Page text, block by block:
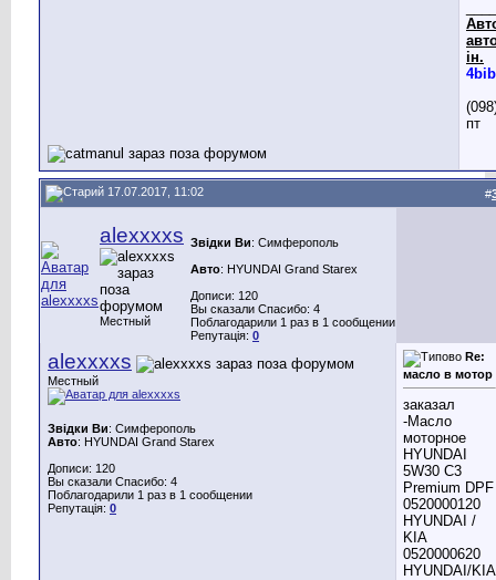
ін.
пт
17.07.2017, 11:02 #
alexxxxs
Местный
Звідки Ви: Симферополь
Авто: HYUNDAI Grand Starex
Дописи: 120
Вы сказали Спасибо: 4
Поблагодарили 1 раз в 1 сообщении
Репутація: 0
alexxxxs
Местный
Звідки Ви: Симферополь
Авто: HYUNDAI Grand Starex
Дописи: 120
Вы сказали Спасибо: 4
Поблагодарили 1 раз в 1 сообщении
Репутація: 0
Re:
масло в мотор
заказал
-Масло
моторное
HYUNDAI
5W30 C3
Premium DPF
0520000120
HYUNDAI /
KIA
0520000620
HYUNDAI/KIA